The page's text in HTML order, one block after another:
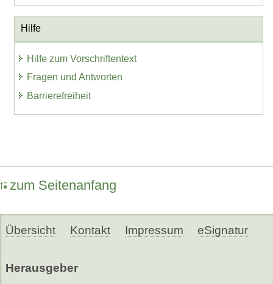
Hilfe
Hilfe zum Vorschriftentext
Fragen und Antworten
Barrierefreiheit
zum Seitenanfang
Übersicht Kontakt Impressum eSignatur
Herausgeber